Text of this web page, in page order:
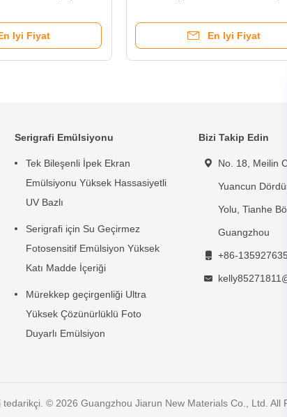
Iyi Fiyat En Iyi Fiyat
Serigrafi Emülsiyonu
Tek Bileşenli İpek Ekran
Emülsiyonu Yüksek Hassasiyetli
UV Bazlı
Serigrafi için Su Geçirmez
Fotosensitif Emülsiyon Yüksek
Katı Madde İçeriği
Mürekkep geçirgenliği Ultra
Yüksek Çözünürlüklü Foto
Duyarlı Emülsiyon
Bizi Takip Edin
No. 18, Meilin
Yuancun
Yolu, Tianhe
Guangzhou
+86-
© 2026 Guangzhou Jiarun New Materials Co., Ltd. All